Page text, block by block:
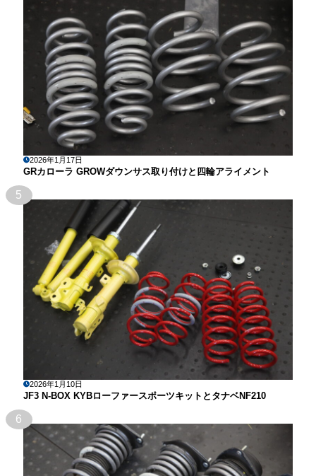
2026年1月17日
GRカローラ GROWダウンサス取り付けと四輪アライメント
5
2026年1月10日
JF3 N-BOX KYBローファースポーツキットとタナベNF210
6